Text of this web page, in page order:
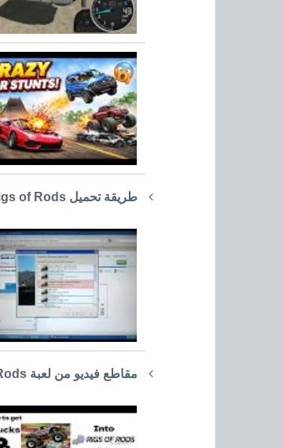
طريقة تحميل Rigs of Rods
مقاطع فيديو من لعبة Rigs of Rods